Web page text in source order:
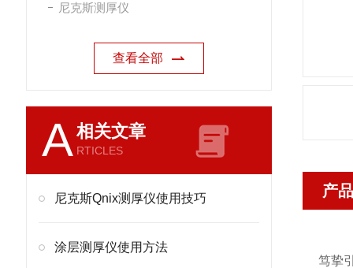
尼克斯测厚仪
查看全部
A相关文章
RTICLES
尼克斯Qnix测厚仪使用技巧
涂层测厚仪使用方法
产
笃挚